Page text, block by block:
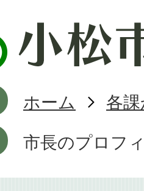
ホーム
各
市長のプロフ